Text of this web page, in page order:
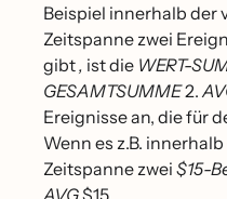
Beispiel innerhalb der
Zeitspanne zwei
gibt, ist die WERT-
GESAMTSUMME2.
Ereignisse an, die für
Wenn es z.B.
Zeitspanne zwei $15-
AVG$15.